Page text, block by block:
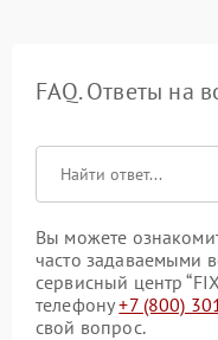
FAQ. Ответы на
Вы можете
часто задаваемыми
сервисный центр
телефону+7 (800)
свой вопрос.